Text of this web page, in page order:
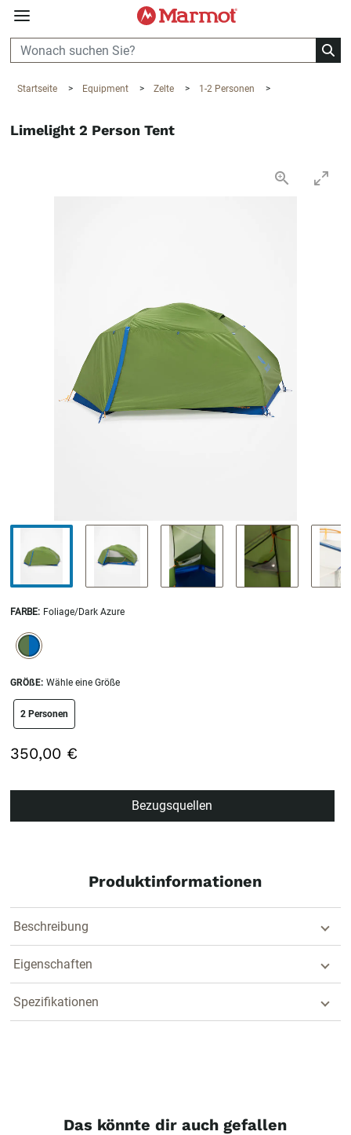
360°
Startseite > Equipment > Zelte > 1-2 Personen >
Limelight 2 Person Tent
FARBE: Foliage/Dark Azure
SELECTION WILL REFRESH THE PAGE WITH NEW RESULTS.
selected
GRÖßE: Wähle eine Größe
size swatch
2 Personen
350,00 €
Bezugsquellen
Produktinformationen
Beschreibung
Eigenschaften
Spezifikationen
Das könnte dir auch gefallen